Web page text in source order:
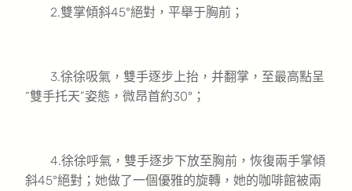
2.雙掌傾斜45°絕對，平舉于胸前；
3.徐徐吸氣，雙手逐步上抬，并翻掌，至最高點呈
“雙手托天”姿態，微昂首約30°；
4.徐徐呼氣，雙手逐步下放至胸前，恢復兩手掌傾
斜45°絕對；她做了一個優雅的旋轉，她的咖啡館被兩